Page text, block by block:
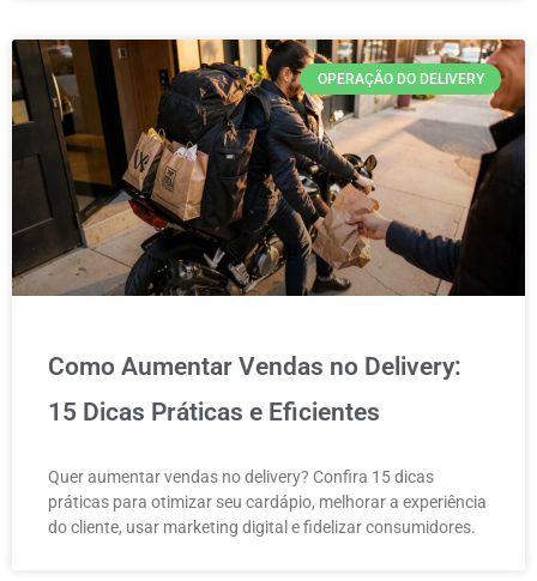
OPERAÇÃO DO DELIVERY
Como Aumentar Vendas no Delivery:
15 Dicas Práticas e Eficientes
Quer aumentar vendas no delivery? Confira 15 dicas
práticas para otimizar seu cardápio, melhorar a experiência
do cliente, usar marketing digital e fidelizar consumidores.